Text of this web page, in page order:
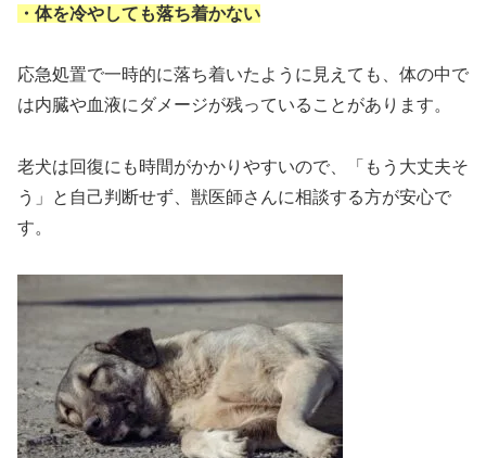
・体を冷やしても落ち着かない
応急処置で一時的に落ち着いたように見えても、体の中で
は内臓や血液にダメージが残っていることがあります。
老犬は回復にも時間がかかりやすいので、「もう大丈夫そ
う」と自己判断せず、獣医師さんに相談する方が安心で
す。